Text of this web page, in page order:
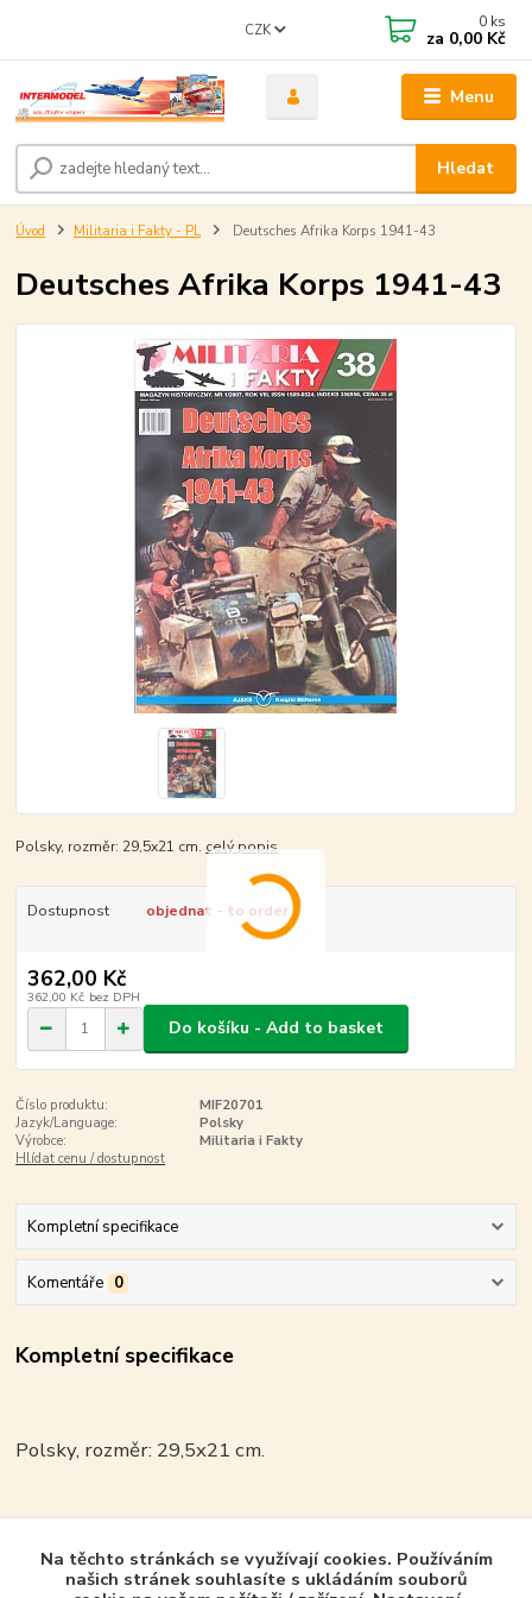
Menu
CZK
Hledat
0 ks
za 0,00 Kč
Úvod Militaria i Fakty - PL Deutsches Afrika Korps 1941-43
Deutsches Afrika Korps 1941-43
Polsky, rozměr: 29,5x21 cm. celý popis
Dostupnost objednat - to order
362,00 Kč
362,00 Kč bez DPH
Do košíku - Add to basket
Číslo produktu:
MIF20701
Jazyk/Language:
Polsky
Výrobce:
Militaria i Fakty
Hlídat cenu / dostupnost
Kompletní specifikace
Komentáře 0
Kompletní specifikace
Polsky, rozměr: 29,5x21 cm.
Zboží zařazeno v kategoriích - Product in
Na těchto stránkách se využívají cookies. Používáním
našich stránek souhlasíte s ukládáním souborů